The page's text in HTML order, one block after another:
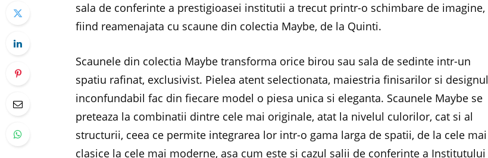
sala de conferinte a prestigioasei institutii a trecut printr-o schimbare de imagine,
fiind reamenajata cu scaune din colectia Maybe, de la Quinti.
Scaunele din colectia Maybe transforma orice birou sau sala de sedinte intr-un
spatiu rafinat, exclusivist. Pielea atent selectionata, maiestria finisarilor si designul
inconfundabil fac din fiecare model o piesa unica si eleganta. Scaunele Maybe se
preteaza la combinatii dintre cele mai originale, atat la nivelul culorilor, cat si al
structurii, ceea ce permite integrarea lor intr-o gama larga de spatii, de la cele mai
clasice la cele mai moderne, asa cum este si cazul salii de conferinte a Institutului